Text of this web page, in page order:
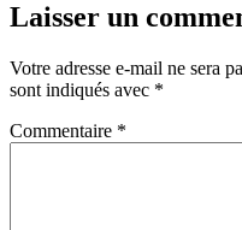
Laisser un
Votre adresse e-mail ne sera
sont indiqués avec *
Commentaire *